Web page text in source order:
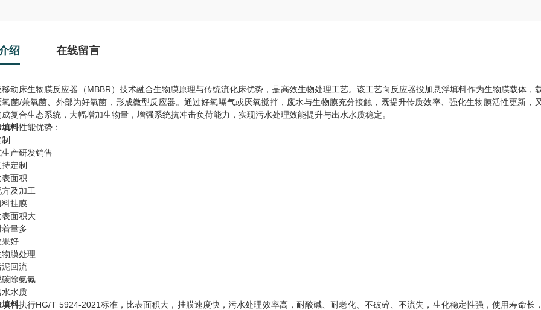
绍 在线留言
动床生物膜反应器（MBBR）技术融合生物膜原理与传统流化床优势，是高效生物处理工艺。该工艺向反应器投加悬浮填料作为生物膜载体，
氧菌/兼氧菌、外部为好氧菌，形成微型反应器。通过好氧曝气或厌氧搅拌，废水与生物膜充分接触，既提升传质效率、强化生物膜活性更新，
复合生态系统，大幅增加生物量，增强系统抗冲击负荷能力，实现污水处理效能提升与出水水质稳定。
料性能优势：
产研发销售
定制
面积
及加工
挂膜
面积大
量多
果好
膜处理
回流
除氨氮
水质
料执行HG/T 5924-2021标准，比表面积大，挂膜速度快，污水处理效率高，耐酸碱、耐老化、不破碎、不流失，生化稳定性强，使用寿命长